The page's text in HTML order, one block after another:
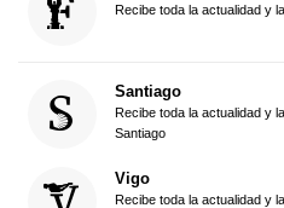
Recibe toda la actualidad y
Santiago
Recibe toda la actualidad y
Santiago
Vigo
Recibe toda la actualidad y